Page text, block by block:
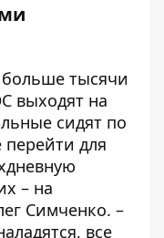
тысячи
выходят на
сидят по
для
– на
Симченко. –
все